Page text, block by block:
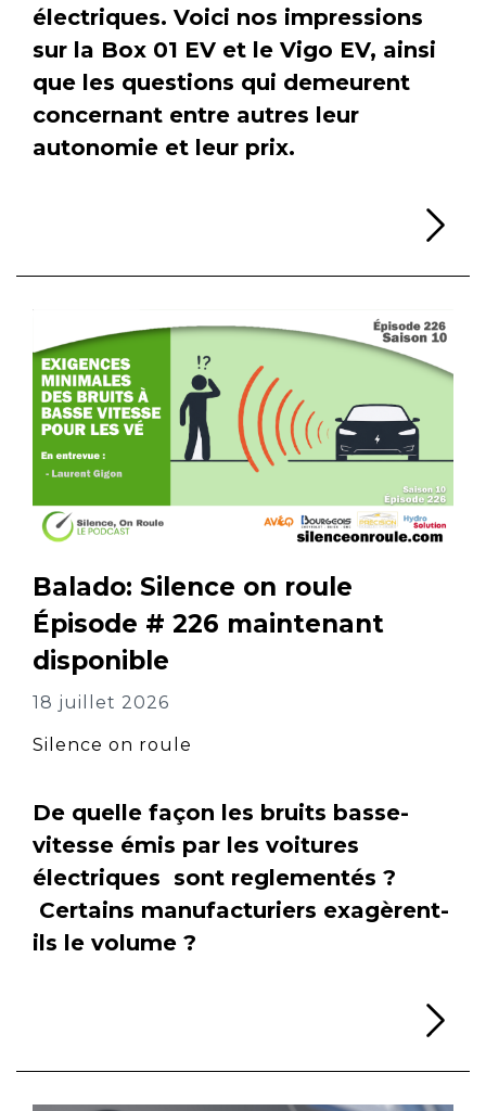
électriques. Voici nos impressions
sur la Box 01 EV et le Vigo EV, ainsi
que les questions qui demeurent
concernant entre autres leur
autonomie et leur prix.
Balado: Silence on roule
Épisode # 226 maintenant
disponible
18 juillet 2026
Silence on roule
De quelle façon les bruits basse-
vitesse émis par les voitures
électriques sont reglementés ?
Certains manufacturiers exagèrent-
ils le volume ?